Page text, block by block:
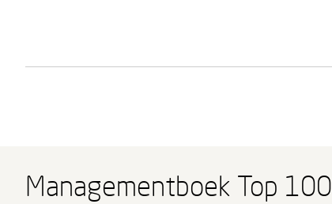
Managementboek Top 100